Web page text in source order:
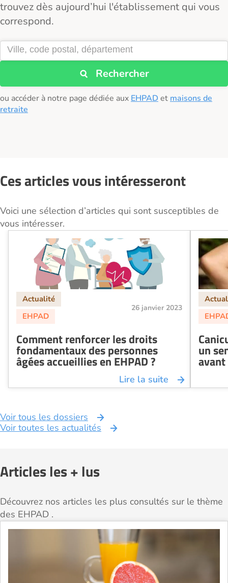
trouvez dès aujourd’hui l'établissement qui vous
correspond.
Rechercher
ou accéder à notre page dédiée aux EHPAD et maisons de
retraite
Ces articles vous intéresseront
Voici une sélection d’articles qui sont susceptibles de
vous intéresser.
26 janvier 2023
Comment renforcer les droits
fondamentaux des personnes
âgées accueillies en EHPAD ?
Lire la suite
un
Voir tous les dossiers
Voir toutes les actualités
Articles les + lus
Découvrez nos articles les plus consultés sur le thème
des EHPAD .